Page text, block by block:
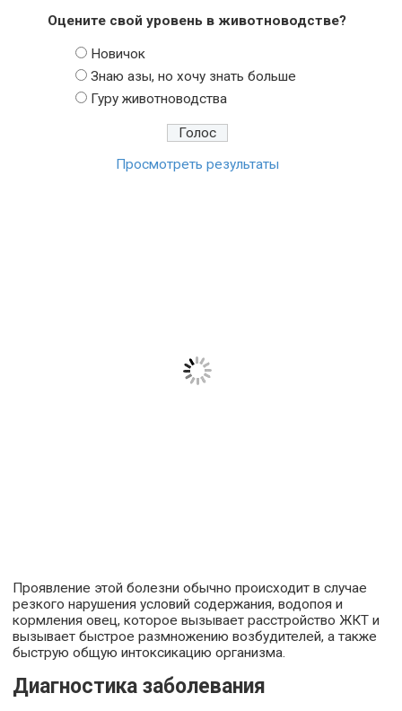
Оцените свой уровень в животноводстве?
Новичок
Знаю азы, но хочу знать больше
Гуру животноводства
Просмотреть результаты
Проявление этой болезни обычно происходит в случае
резкого нарушения условий содержания, водопоя и
кормления овец, которое вызывает расстройство ЖКТ и
вызывает быстрое размножению возбудителей, а также
быструю общую интоксикацию организма.
Диагностика заболевания